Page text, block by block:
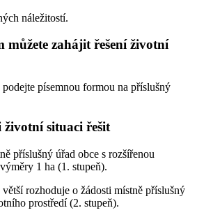
náležitostí.
můžete zahájit řešení životní
písemnou formou na příslušný
situaci řešit
příslušný úřad obce s rozšířenou
1 ha (1. stupeň).
rozhoduje o žádosti místně příslušný
prostředí (2. stupeň).